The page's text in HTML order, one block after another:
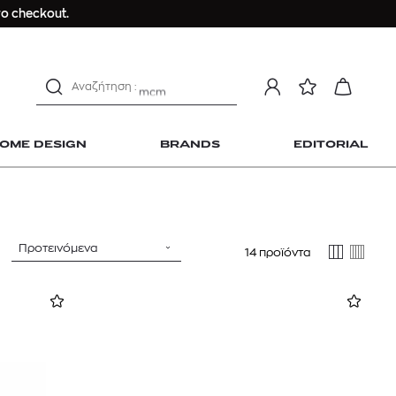
checkout.
DESIGN BRANDS EDITORIAL
Longchamp Le Pliage
Προτεινόμενα 14 προϊόντα